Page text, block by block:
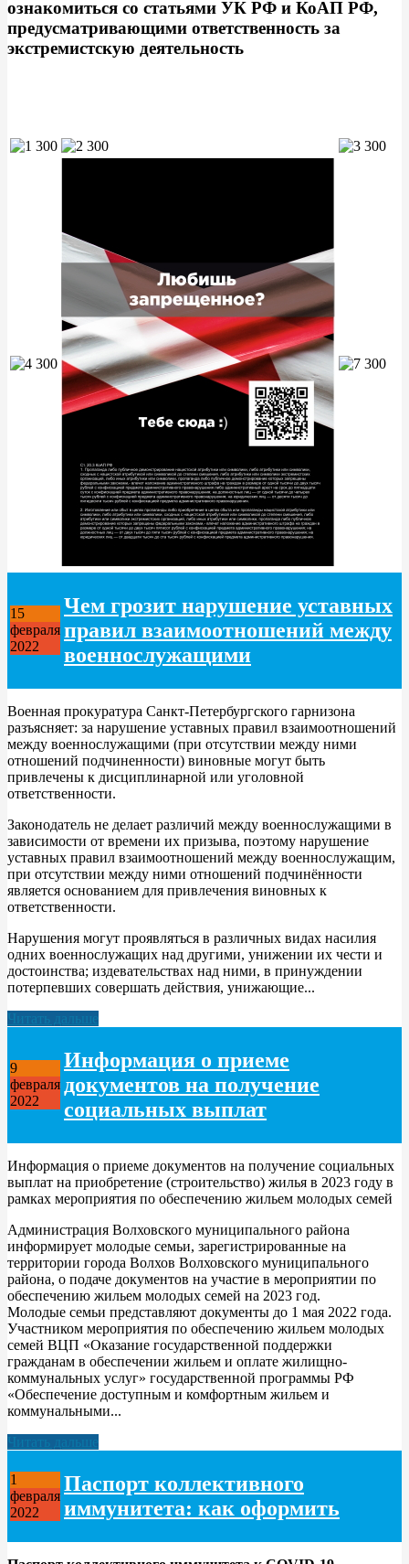
ознакомиться со статьями УК РФ и КоАП РФ,
предусматривающими ответственность за
экстремистскую деятельность
15
февраля
2022
Чем грозит нарушение уставных
правил взаимоотношений между
военнослужащими
Военная прокуратура Санкт-Петербургского гарнизона
разъясняет: за нарушение уставных правил взаимоотношений
между военнослужащими (при отсутствии между ними
отношений подчиненности) виновные могут быть
привлечены к дисциплинарной или уголовной
ответственности.
Законодатель не делает различий между военнослужащими в
зависимости от времени их призыва, поэтому нарушение
уставных правил взаимоотношений между военнослужащим,
при отсутствии между ними отношений подчинённости
является основанием для привлечения виновных к
ответственности.
Нарушения могyт проявляться в различных видах насилия
одних военнослужащих над другими, унижении их чести и
достоинства; издевательствах над ними, в принуждении
потерпевших совершать действия, унижающие...
Читать дальше
9
февраля
2022
Информация о приеме
документов на получение
социальных выплат
Информация о приеме документов на получение социальных
выплат на приобретение (строительство) жилья в 2023 году в
рамках мероприятия по обеспечению жильем молодых семей
Администрация Волховского муниципального района
информирует молодые семьи, зарегистрированные на
территории города Волхов Волховского муниципального
района, о подаче документов на участие в мероприятии по
обеспечению жильем молодых семей на 2023 год.
Молодые семьи представляют документы до 1 мая 2022 года.
Участником мероприятия по обеспечению жильем молодых
семей ВЦП «Оказание государственной поддержки
гражданам в обеспечении жильем и оплате жилищно-
коммунальных услуг» государственной программы РФ
«Обеспечение доступным и комфортным жильем и
коммунальными...
Читать дальше
1
февраля
2022
Паспорт коллективного
иммунитета: как оформить